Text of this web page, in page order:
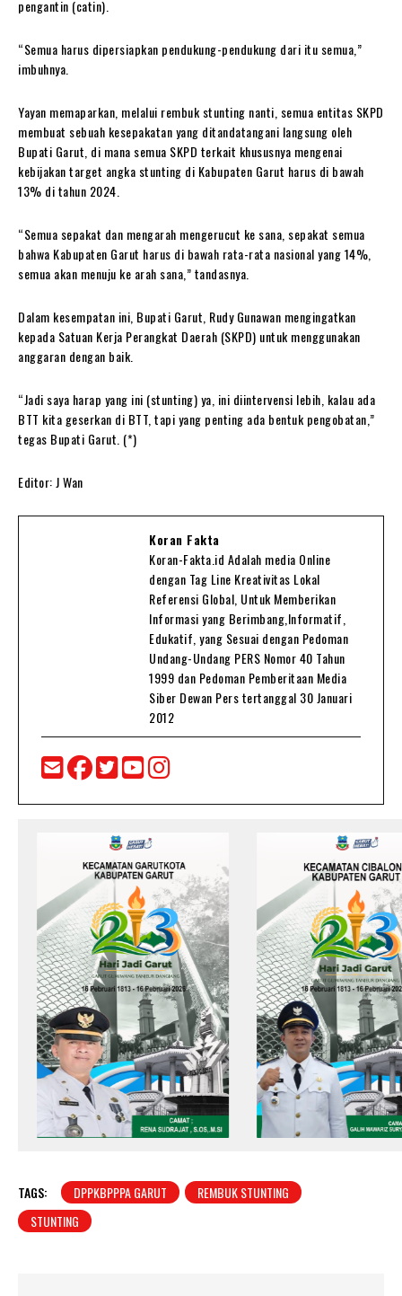
pengantin (catin).
“Semua harus dipersiapkan pendukung-pendukung dari itu semua,”
imbuhnya.
Yayan memaparkan, melalui rembuk stunting nanti, semua entitas SKPD
membuat sebuah kesepakatan yang ditandatangani langsung oleh
Bupati Garut, di mana semua SKPD terkait khususnya mengenai
kebijakan target angka stunting di Kabupaten Garut harus di bawah
13% di tahun 2024.
“Semua sepakat dan mengarah mengerucut ke sana, sepakat semua
bahwa Kabupaten Garut harus di bawah rata-rata nasional yang 14%,
semua akan menuju ke arah sana,” tandasnya.
Dalam kesempatan ini, Bupati Garut, Rudy Gunawan mengingatkan
kepada Satuan Kerja Perangkat Daerah (SKPD) untuk menggunakan
anggaran dengan baik.
“Jadi saya harap yang ini (stunting) ya, ini diintervensi lebih, kalau ada
BTT kita geserkan di BTT, tapi yang penting ada bentuk pengobatan,”
tegas Bupati Garut. (*)
Editor: J Wan
Koran Fakta
Koran-Fakta.id Adalah media Online
dengan Tag Line Kreativitas Lokal
Referensi Global, Untuk Memberikan
Informasi yang Berimbang,Informatif,
Edukatif, yang Sesuai dengan Pedoman
Undang-Undang PERS Nomor 40 Tahun
1999 dan Pedoman Pemberitaan Media
Siber Dewan Pers tertanggal 30 Januari
2012
TAGS: DPPKBPPPA GARUT
REMBUK STUNTING
STUNTING